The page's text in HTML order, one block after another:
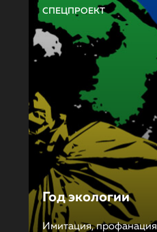
СПЕЦПРОЕКТ
Год экологии
Имитация,